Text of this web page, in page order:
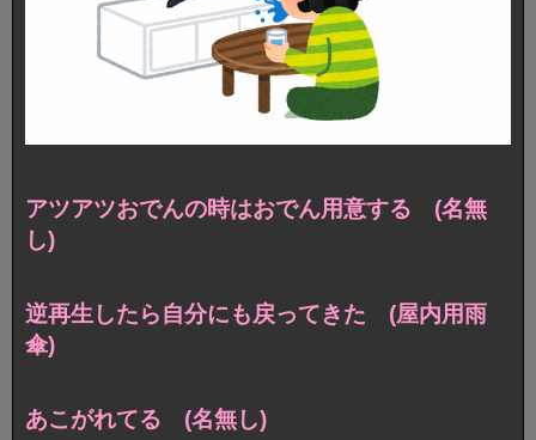
アツアツおでんの時はおでん用意する (名無
し)
逆再生したら自分にも戻ってきた (屋内用雨
傘)
あこがれてる (名無し)